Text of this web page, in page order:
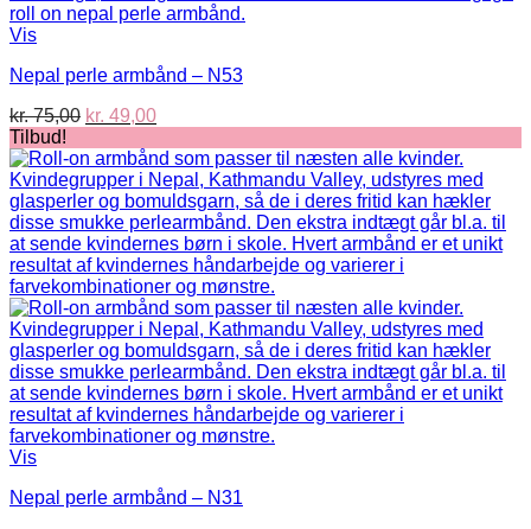
Vis
Nepal perle armbånd – N53
kr.75,00 Den
pris
var:
kr. 75,00.
kr. 49,00Den
pris
er:
kr. 49,00.
Tilbud!
Vis
Nepal perle armbånd – N31